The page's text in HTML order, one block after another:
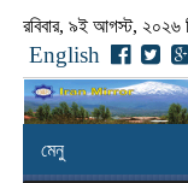
রবিবার, ৯ই আগস্ট, ২০২৬
English
মেনু